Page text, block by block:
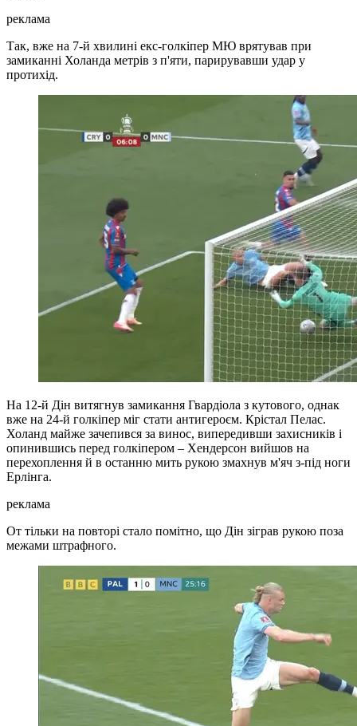
реклама
Так, вже на 7-й хвилині екс-голкіпер МЮ врятував при
замиканні Холанда метрів з п'яти, парирувавши удар у
протихід.
На 12-й Дін витягнув замикання Гвардіола з кутового, однак
вже на 24-й голкіпер міг стати антигероєм. Крістал Пелас.
Холанд майже зачепився за винос, випередивши захисників і
опинившись перед голкіпером – Хендерсон вийшов на
перехоплення й в останню мить рукою змахнув м'яч з-під ноги
Ерлінга.
реклама
От тільки на повторі стало помітно, що Дін зіграв рукою поза
межами штрафного.